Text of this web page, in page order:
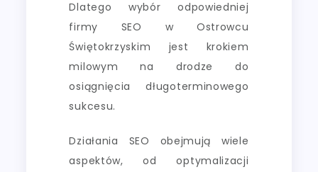
Dlatego wybór odpowiedniej
firmy SEO w Ostrowcu
Świętokrzyskim jest krokiem
milowym na drodze do
osiągnięcia długoterminowego
sukcesu.
Działania SEO obejmują wiele
aspektów, od optymalizacji